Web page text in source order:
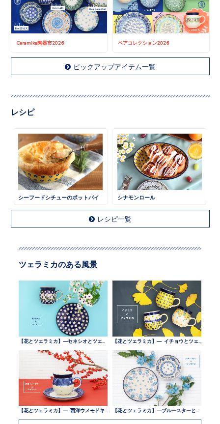
Ceramika陶器市2026 ペアコレクション2026
ピックアップアイテム一覧
レシピ
シーフードシチューのポットパイ シナモンロール
レシピ一覧
ツェラミカのある風景